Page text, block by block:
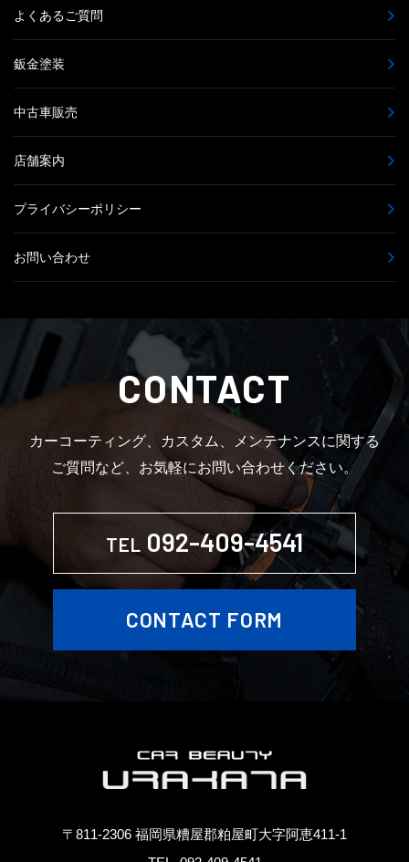
よくあるご質問
鈑金塗装
中古車販売
店舗案内
プライバシーポリシー
お問い合わせ
CONTACT
カーコーティング、カスタム、メンテナンスに関する
ご質問など、お気軽にお問い合わせください。
TEL 092-409-4541
CONTACT FORM
〒811-2306 福岡県糟屋郡粕屋町大字阿恵411-1